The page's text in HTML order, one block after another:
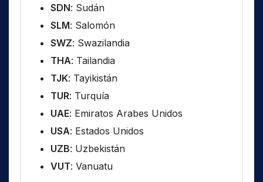
SDN: Sudán
SLM: Salomón
SWZ: Swazilandia
THA: Tailandia
TJK: Tayikistán
TUR: Turquía
UAE: Emiratos Arabes Unidos
USA: Estados Unidos
UZB: Uzbekistán
VUT: Vanuatu